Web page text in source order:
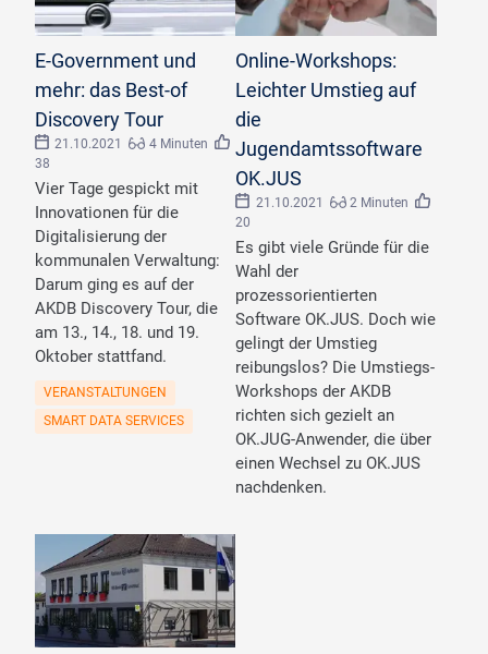
E-Government und
mehr: das Best-of
Discovery Tour
21.10.2021
4 Minuten
38
Vier Tage gespickt mit
Innovationen für die
Digitalisierung der
kommunalen Verwaltung:
Darum ging es auf der
AKDB Discovery Tour, die
am 13., 14., 18. und 19.
Oktober stattfand.
VERANSTALTUNGEN
SMART DATA SERVICES
Online-Workshops:
Leichter Umstieg auf
die
Jugendamtssoftware
OK.JUS
21.10.2021
2 Minuten
20
Es gibt viele Gründe für die
Wahl der
prozessorientierten
Software OK.JUS. Doch wie
gelingt der Umstieg
reibungslos? Die Umstiegs-
Workshops der AKDB
richten sich gezielt an
OK.JUG-Anwender, die über
einen Wechsel zu OK.JUS
nachdenken.